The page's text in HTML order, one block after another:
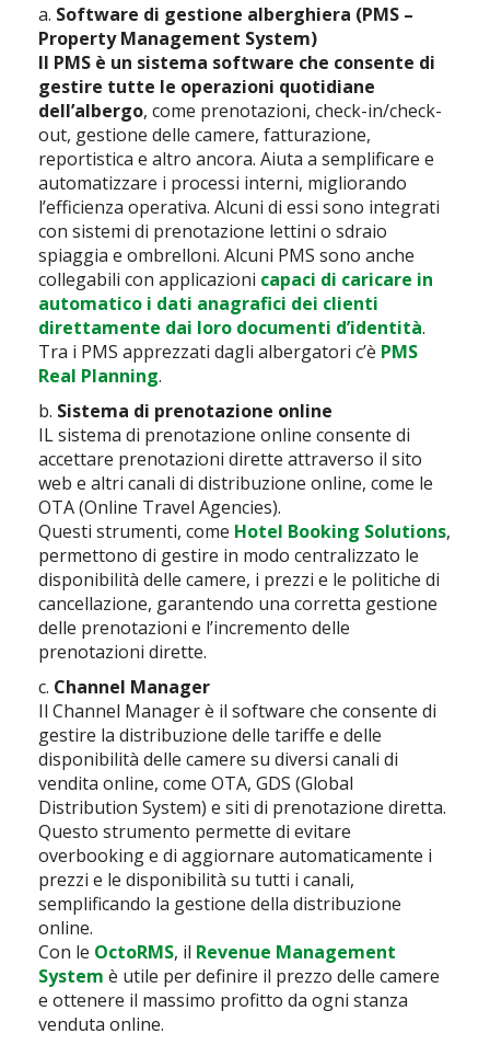
a. Software di gestione alberghiera (PMS –
Property Management System)
Il PMS è un sistema software che consente di
gestire tutte le operazioni quotidiane
dell’albergo, come prenotazioni, check-in/check-
out, gestione delle camere, fatturazione,
reportistica e altro ancora. Aiuta a semplificare e
automatizzare i processi interni, migliorando
l’efficienza operativa. Alcuni di essi sono integrati
con sistemi di prenotazione lettini o sdraio
spiaggia e ombrelloni. Alcuni PMS sono anche
collegabili con applicazioni capaci di caricare in
automatico i dati anagrafici dei clienti
direttamente dai loro documenti d’identità.
Tra i PMS apprezzati dagli albergatori c’è PMS
Real Planning.
b. Sistema di prenotazione online
IL sistema di prenotazione online consente di
accettare prenotazioni dirette attraverso il sito
web e altri canali di distribuzione online, come le
OTA (Online Travel Agencies).
Questi strumenti, come Hotel Booking Solutions,
permettono di gestire in modo centralizzato le
disponibilità delle camere, i prezzi e le politiche di
cancellazione, garantendo una corretta gestione
delle prenotazioni e l’incremento delle
prenotazioni dirette.
c. Channel Manager
Il Channel Manager è il software che consente di
gestire la distribuzione delle tariffe e delle
disponibilità delle camere su diversi canali di
vendita online, come OTA, GDS (Global
Distribution System) e siti di prenotazione diretta.
Questo strumento permette di evitare
overbooking e di aggiornare automaticamente i
prezzi e le disponibilità su tutti i canali,
semplificando la gestione della distribuzione
online.
Con le OctoRMS, il Revenue Management
System è utile per definire il prezzo delle camere
e ottenere il massimo profitto da ogni stanza
venduta online.